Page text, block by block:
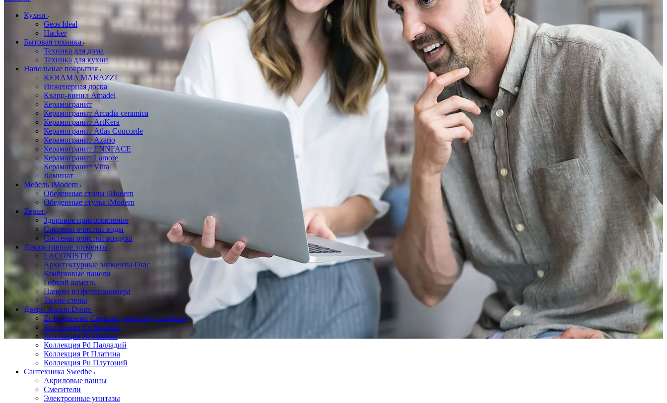
Кухни
Geos Ideal
Hacker
Бытовая техника
Техника для дома
Техника для кухни
Напольные покрытия
KERAMA MARAZZI
Инженерная доска
Кварц-винил Amadei
Керамогранит
Керамогранит Arcadia ceramica
Керамогранит ArtKera
Керамогранит Atlas Concorde
Керамогранит Azario
Керамогранит ENNFACE
Керамогранит Lamore
Керамогранит Vitra
Ламинат
Мебель iModern
Обеденные столы iModern
Обеденные стулья iModern
Zepter
Здоровое приготовление
Системы очистки воды
Системы очистки воздуха
Декоративные элементы
LACONISTIQ
Архитектурные элементы Orac
Бамбуковые панели
Гибкий камень
Панели из фитополимера
Тихие стены
Двери Aurum Doors
Zr Цирконий Скрытая дверь под покраску
Коллекция Co Кобальт
Коллекция Ni Никель
Коллекция Pd Палладий
Коллекция Pt Платина
Коллекция Pu Плутоний
Сантехника Swedbe
Акриловые ванны
Смесители
Электронные унитазы